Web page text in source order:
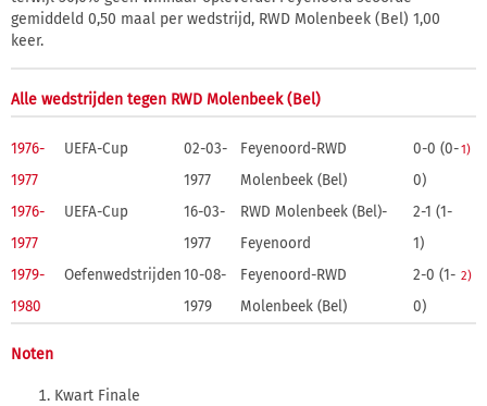
gemiddeld 0,50 maal per wedstrijd, RWD Molenbeek (Bel) 1,00
keer.
Alle wedstrijden tegen RWD Molenbeek (Bel)
1976-
1977
UEFA-Cup
02-03-
1977
Feyenoord-RWD
Molenbeek (Bel)
0-0 (0-
0)
1)
1976-
1977
UEFA-Cup
16-03-
1977
RWD Molenbeek (Bel)-
Feyenoord
2-1 (1-
1)
1979-
1980
Oefenwedstrijden10-08-
1979
Feyenoord-RWD
Molenbeek (Bel)
2-0 (1-
0)
2)
Noten
Kwart Finale